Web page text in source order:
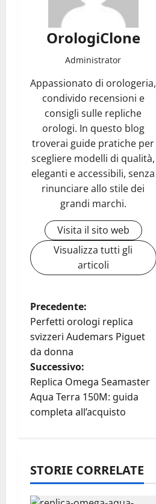
OrologiClone
Administrator
Appassionato di orologeria,
condivido recensioni e
consigli sulle repliche
orologi. In questo blog
troverai guide pratiche per
scegliere modelli di qualità,
eleganti e accessibili, senza
rinunciare allo stile dei
grandi marchi.
Visita il sito web
Visualizza tutti gli
articoli
N
a
v
i
g
z
i
Precedente:
Perfetti orologi replica
svizzeri Audemars Piguet
da donna
Successivo:
Replica Omega Seamaster
Aqua Terra 150M: guida
completa all’acquisto
STORIE CORRELATE